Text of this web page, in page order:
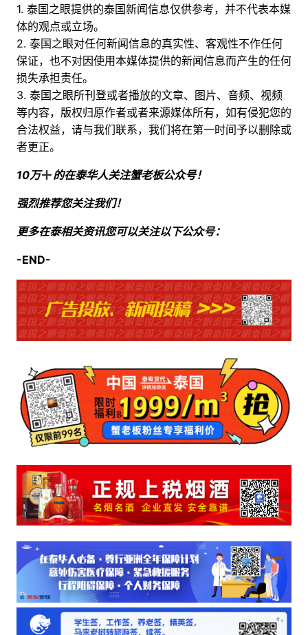
1. 泰国之眼提供的泰国新闻信息仅供参考，并不代表本媒
体的观点或立场。
2. 泰国之眼对任何新闻信息的真实性、客观性不作任何
保证，也不对因使用本媒体提供的新闻信息而产生的任何
损失承担责任。
3. 泰国之眼所刊登或者播放的文章、图片、音频、视频
等内容，版权归原作者或者来源媒体所有，如有侵犯您的
合法权益，请与我们联系，我们将在第一时间予以删除或
者更正。
10万 的在泰华人关注蟹老板公众号！
强烈推荐您关注我们！
更多在泰相关资讯您可以关注以下公众号：
-END-